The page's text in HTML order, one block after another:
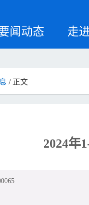
闻动态 走
/ 正文
2024年